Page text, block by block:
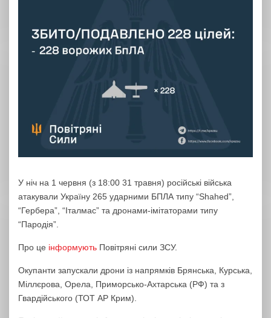
У ніч на 1 червня (з 18:00 31 травня) російські війська
атакували Україну 265 ударними БПЛА типу “Shahed”,
“Гербера”, “Італмас” та дронами-імітаторами типу
“Пародія”.
Про це інформують Повітряні сили ЗСУ.
Окупанти запускали дрони із напрямків Брянська, Курська,
Міллєрова, Орела, Приморсько-Ахтарська (РФ) та з
Гвардійського (ТОТ АР Крим).